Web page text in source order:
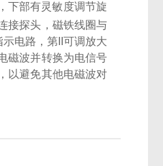
下部有灵敏度调节旋
接探头，磁铁线圈与
电路，第 可调放大
磁波并转换为电信号
以避免其他电磁波对